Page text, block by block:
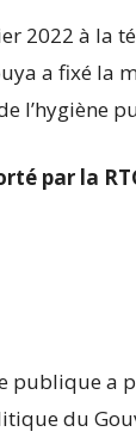
2022 à la
a fixé la
l’hygiène
par la
publique a
du